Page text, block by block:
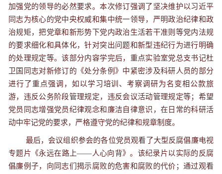
加强党的领导的必然要求。本次修订强调了坚决维护以习近平
同志为核心的党中央权威和集中统一领导，严明政治纪律和政
治规矩，把党章和新形势下党内政治生活若干准则等党内法规
的要求细化和具体化，针对突出问题和新型违纪行为进行明确
的处理规定等。该部分内容学完后，重点实验室党总支书记杜
卫国同志对新修订的《处分条例》中紧密涉及科研人员的部分
进行了重点强调，如以学习培训、考察调研为名变相公款旅
游，违反公务阶段管理规定，违反会议活动管理规定等；希望
党员同志增强党员纪律观念和廉洁自律意识，在日常的科研活
动中牢记党的要求，严格遵守党的纪律和规章制度。
最后，会议组织参会的各位党员观看了大型反腐倡廉电视
专题片《永远在路上——人心向背》。该纪录片以实际的反腐
倡廉例子，向同志们揭示腐败的危害和腐败的代价；通过观看